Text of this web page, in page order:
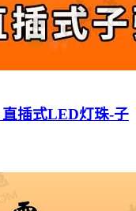
插式LED灯珠-子